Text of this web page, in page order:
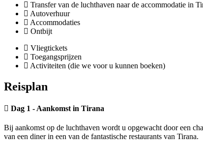
Transfer van de luchthaven naar de accommodatie in
Autoverhuur
Accommodaties
Ontbijt
Vliegtickets
Toegangsprijzen
Activiteiten (die we voor u kunnen boeken)
Reisplan
Dag 1 - Aankomst in Tirana
Bij aankomst op de luchthaven wordt u opgewacht door een
van een diner in een van de fantastische restaurants van Tirana.